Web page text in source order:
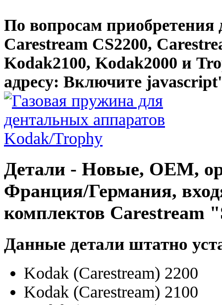
По вопросам
Carestream CS2200,
Kodak2100, Kodak2000 и
адресу: Включите javascript'
Детали - Новые, OEM,
Франция/Германия,
комплектов Carestream
Данные детали штатно
Kodak (Carestream) 2200
Kodak (Carestream) 2100